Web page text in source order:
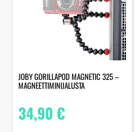
JOBY GORILLAPOD MAGNETIC 325 –
MAGNEETTIMINIJALUSTA
34,90€